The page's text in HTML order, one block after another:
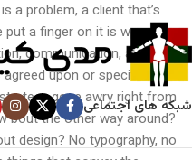
a problem, a client that’s
put a finger on it is worse.
communication, and
upon or specified with
gone awry right from
bout the other way around?
design? No typography, no
شبکه های اجتماعی